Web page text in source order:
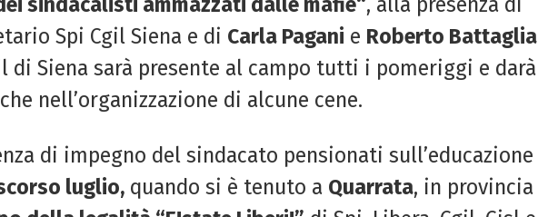
Spi Cgil Siena e di Carla Pagani e Roberto Battaglia
di Siena sarà presente al campo tutti i pomeriggi e darà
nell’organizzazione di alcune cene.
di impegno del sindacato pensionati sull’educazione
luglio, quando si è tenuto a Quarrata, in provincia